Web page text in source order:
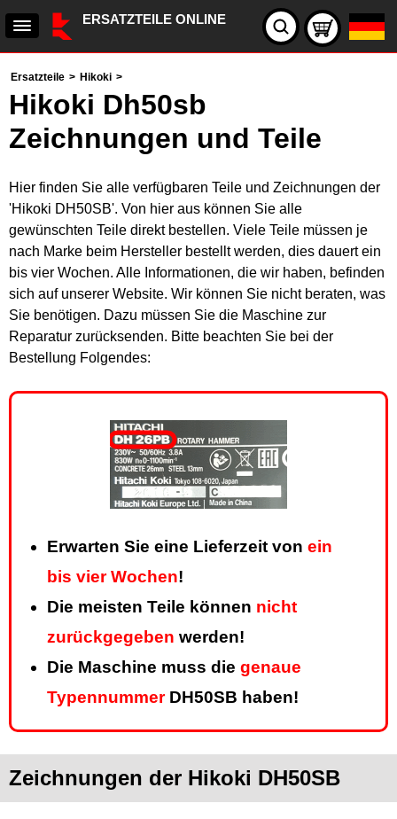
ERSATZTEILE ONLINE
Ersatzteile > Hikoki >
Hikoki Dh50sb
Zeichnungen und Teile
Hier finden Sie alle verfügbaren Teile und Zeichnungen der
'Hikoki DH50SB'. Von hier aus können Sie alle
gewünschten Teile direkt bestellen. Viele Teile müssen je
nach Marke beim Hersteller bestellt werden, dies dauert ein
bis vier Wochen. Alle Informationen, die wir haben, befinden
sich auf unserer Website. Wir können Sie nicht beraten, was
Sie benötigen. Dazu müssen Sie die Maschine zur
Reparatur zurücksenden. Bitte beachten Sie bei der
Bestellung Folgendes:
Erwarten Sie eine Lieferzeit von ein
bis vier Wochen!
Die meisten Teile können nicht
zurückgegeben werden!
Die Maschine muss die genaue
TypennummerDH50SB haben!
Zeichnungen der Hikoki DH50SB